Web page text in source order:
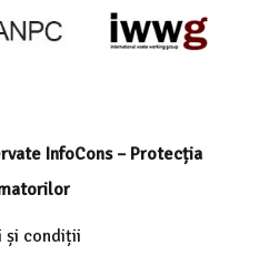
InfoCons – Protecția
și condiții